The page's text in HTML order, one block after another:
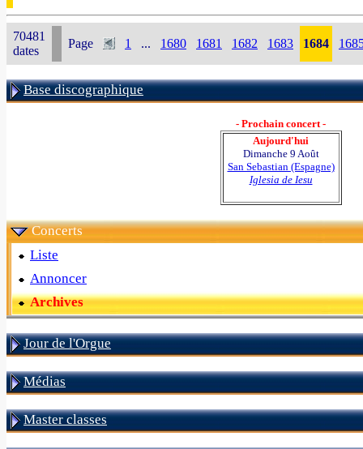
70481
dates
Page 1 ... 1680 1681 1682 1683 1684
Base discographique
- Prochain concert -
Aujourd'hui
Dimanche 9 Août
San Sebastian (Espagne)
Iglesia de Iesu
Concerts
Liste
Annoncer
Archives
Jour de l'Orgue
Médias
Master classes